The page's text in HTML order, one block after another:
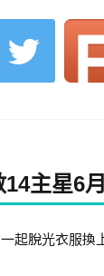
14主星6
起脫光衣服換